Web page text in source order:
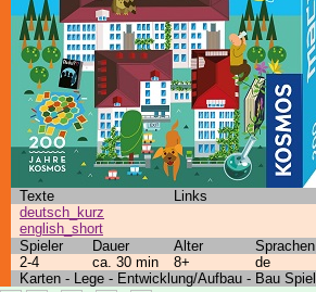
Texte Links
deutsch_kurz
english_short
Spieler
Dauer Alter Sprachen
2-4
ca. 30 min 8+ de
Karten - Lege - Entwicklung/Aufbau - Bau Spiel